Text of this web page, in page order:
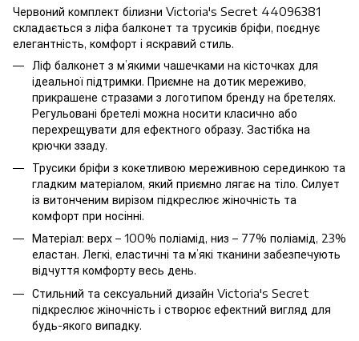
Червоний комплект білизни Victoria's Secret 44096381
складається з ліфа балконет та трусиків бріфи, поєднує
елегантність, комфорт і яскравий стиль.
Ліф балконет з м’якими чашечками на кісточках для
ідеальної підтримки. Приємне на дотик мереживо,
прикрашене стразами з логотипом бренду на бретелях.
Регульовані бретелі можна носити класично або
перехрещувати для ефектного образу. Застібка на
крючки ззаду.
Трусики бріфи з кокетливою мереживною серединкою та
гладким матеріалом, який приємно лягає на тіло. Силует
із витонченим вирізом підкреслює жіночність та
комфорт при носінні.
Матеріал: верх – 100% поліамід, низ – 77% поліамід, 23%
еластан. Легкі, еластичні та м’які тканини забезпечують
відчуття комфорту весь день.
Стильний та сексуальний дизайн Victoria's Secret
підкреслює жіночність і створює ефектний вигляд для
будь-якого випадку.